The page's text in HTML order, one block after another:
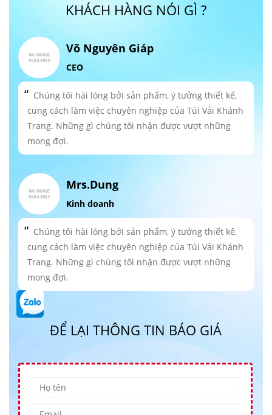
KHÁCH HÀNG NÓI GÌ ?
Võ Nguyên Giáp
CEO
Chúng tôi hài lòng bởi sản phẩm, ý tưởng thiết kế,
cung cách làm việc chuyên nghiệp của Túi Vải Khánh
Trang. Những gì chúng tôi nhận được vượt những
mong đợi.
Mrs.Dung
Kinh doanh
Chúng tôi hài lòng bởi sản phẩm, ý tưởng thiết kế,
cung cách làm việc chuyên nghiệp của Túi Vải Khánh
Trang. Những gì chúng tôi nhận được vượt những
mong đợi.
ĐỂ LẠI THÔNG TIN BÁO GIÁ